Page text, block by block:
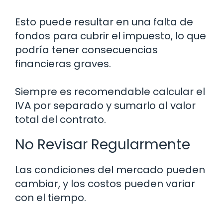
Esto puede resultar en una falta de
fondos para cubrir el impuesto, lo que
podría tener consecuencias
financieras graves.
Siempre es recomendable calcular el
IVA por separado y sumarlo al valor
total del contrato.
No Revisar Regularmente
Las condiciones del mercado pueden
cambiar, y los costos pueden variar
con el tiempo.